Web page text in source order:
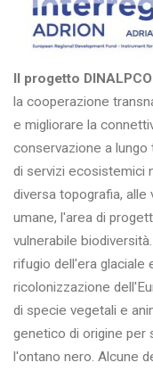
Il progetto
la cooperazione
e migliorare la
conservazione a
di servizi ecosistemici
diversa topografia, alle
umane, l'area di
vulnerabile
rifugio dell'era glaciale
ricolonizzazione
di specie vegetali e
genetico di origine per
l'ontano nero. Alcune